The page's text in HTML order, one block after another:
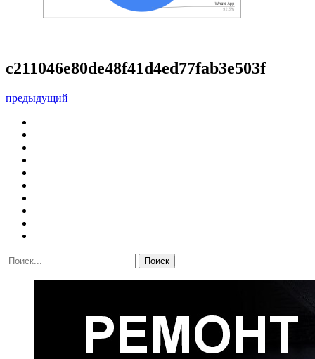
c211046e80de48f41d4ed77fab3e503f
предыдущий